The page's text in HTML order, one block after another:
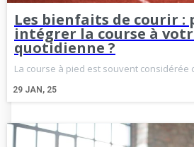
Les bienfaits de courir :
intégrer la course à
quotidienne ?
29 JAN, 25
La course à pied est souvent considérée